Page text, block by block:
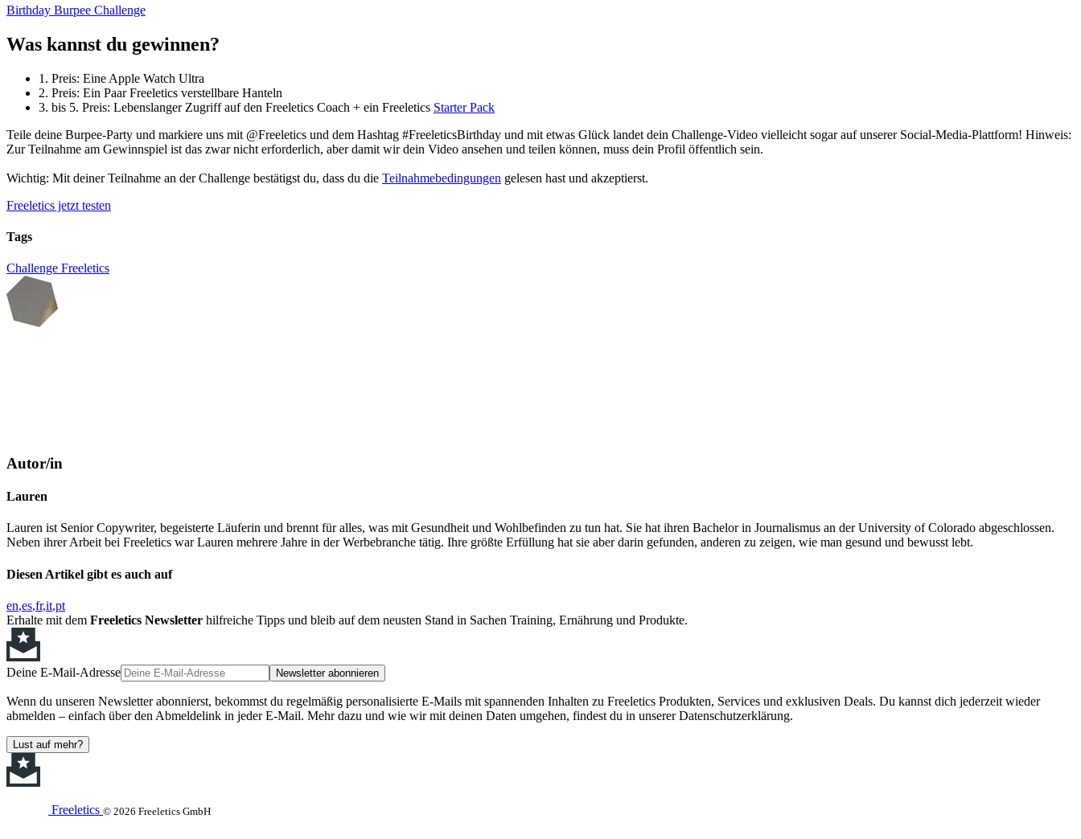
Birthday Burpee Challenge
Was kannst du gewinnen?
1. Preis: Eine Apple Watch Ultra
2. Preis: Ein Paar Freeletics verstellbare Hanteln
3. bis 5. Preis: Lebenslanger Zugriff auf den Freeletics Coach + ein Freeletics Starter Pack
Teile deine Burpee-Party und markiere uns mit @Freeletics und dem Hashtag #FreeleticsBirthday und mit etwas Glück landet dein Challenge-Video vielleicht sogar auf unserer Social-Media-Plattform! Hinweis:
Zur Teilnahme am Gewinnspiel ist das zwar nicht erforderlich, aber damit wir dein Video ansehen und teilen können, muss dein Profil öffentlich sein.
Wichtig: Mit deiner Teilnahme an der Challenge bestätigst du, dass du die Teilnahmebedingungen gelesen hast und akzeptierst.
Freeletics jetzt testen
Tags
Challenge Freeletics
Autor/in
Lauren
Lauren ist Senior Copywriter, begeisterte Läuferin und brennt für alles, was mit Gesundheit und Wohlbefinden zu tun hat. Sie hat ihren Bachelor in Journalismus an der University of Colorado abgeschlossen.
Neben ihrer Arbeit bei Freeletics war Lauren mehrere Jahre in der Werbebranche tätig. Ihre größte Erfüllung hat sie aber darin gefunden, anderen zu zeigen, wie man gesund und bewusst lebt.
Diesen Artikel gibt es auch auf
en es fr it pt
Erhalte mit dem Freeletics Newsletter hilfreiche Tipps und bleib auf dem neusten Stand in Sachen Training, Ernährung und Produkte.
Deine E-Mail-Adresse Newsletter abonnieren
Wenn du unseren Newsletter abonnierst, bekommst du regelmäßig personalisierte E-Mails mit spannenden Inhalten zu Freeletics Produkten, Services und exklusiven Deals. Du kannst dich jederzeit wieder
abmelden – einfach über den Abmeldelink in jeder E-Mail. Mehr dazu und wie wir mit deinen Daten umgehen, findest du in unserer Datenschutzerklärung.
Lust auf mehr?
Freeletics © 2026 Freeletics GmbH